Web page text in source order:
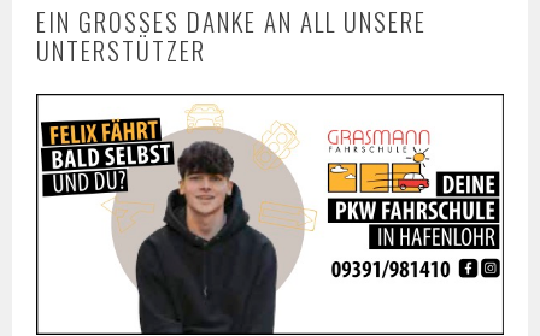
EIN GROSSES DANKE AN ALL UNSERE U
NTERSTÜTZER